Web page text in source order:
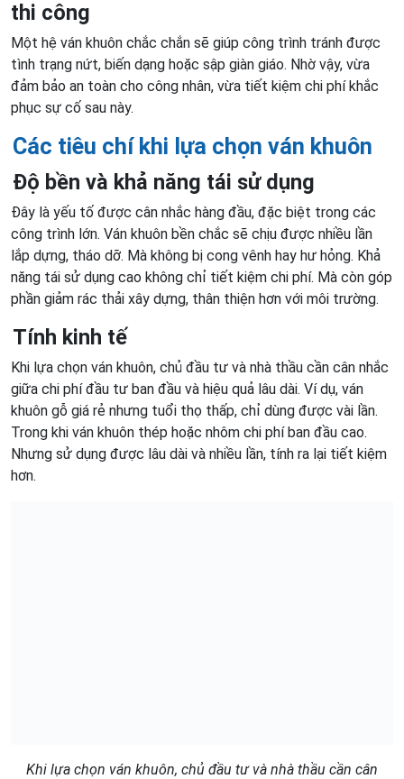
thi công
Một hệ ván khuôn chắc chắn sẽ giúp công trình tránh được
tình trạng nứt, biến dạng hoặc sập giàn giáo. Nhờ vậy, vừa
đảm bảo an toàn cho công nhân, vừa tiết kiệm chi phí khắc
phục sự cố sau này.
Các tiêu chí khi lựa chọn ván khuôn
Độ bền và khả năng tái sử dụng
Đây là yếu tố được cân nhắc hàng đầu, đặc biệt trong các
công trình lớn. Ván khuôn bền chắc sẽ chịu được nhiều lần
lắp dựng, tháo dỡ. Mà không bị cong vênh hay hư hỏng. Khả
năng tái sử dụng cao không chỉ tiết kiệm chi phí. Mà còn góp
phần giảm rác thải xây dựng, thân thiện hơn với môi trường.
Tính kinh tế
Khi lựa chọn ván khuôn, chủ đầu tư và nhà thầu cần cân nhắc
giữa chi phí đầu tư ban đầu và hiệu quả lâu dài. Ví dụ, ván
khuôn gỗ giá rẻ nhưng tuổi thọ thấp, chỉ dùng được vài lần.
Trong khi ván khuôn thép hoặc nhôm chi phí ban đầu cao.
Nhưng sử dụng được lâu dài và nhiều lần, tính ra lại tiết kiệm
hơn.
Khi lựa chọn ván khuôn, chủ đầu tư và nhà thầu cần cân